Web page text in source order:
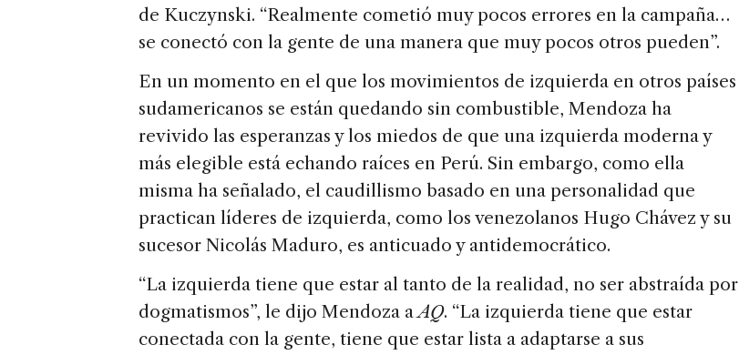
de Kuczynski. “Realmente cometió muy pocos errores en la campaña…
se conectó con la gente de una manera que muy pocos otros pueden”.
En un momento en el que los movimientos de izquierda en otros países
sudamericanos se están quedando sin combustible, Mendoza ha
revivido las esperanzas y los miedos de que una izquierda moderna y
más elegible está echando raíces en Perú. Sin embargo, como ella
misma ha señalado, el caudillismo basado en una personalidad que
practican líderes de izquierda, como los venezolanos Hugo Chávez y su
sucesor Nicolás Maduro, es anticuado y antidemocrático.
“La izquierda tiene que estar al tanto de la realidad, no ser abstraída por
dogmatismos”, le dijo Mendoza aAQ. “La izquierda tiene que estar
conectada con la gente, tiene que estar lista a adaptarse a sus